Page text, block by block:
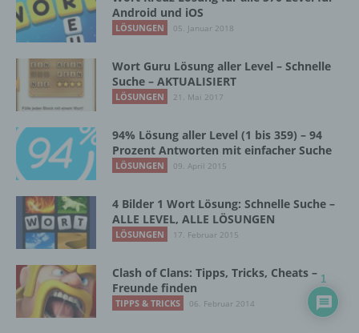
Android und iOS
LÖSUNGEN 05. Januar 2018
Wort Guru Lösung aller Level – Schnelle
Suche – AKTUALISIERT
LÖSUNGEN 21. Mai 2017
94% Lösung aller Level (1 bis 359) – 94
Prozent Antworten mit einfacher Suche
LÖSUNGEN 09. April 2015
4 Bilder 1 Wort Lösung: Schnelle Suche –
ALLE LEVEL, ALLE LÖSUNGEN
LÖSUNGEN 17. Februar 2015
Clash of Clans: Tipps, Tricks, Cheats –
Freunde finden
TIPPS & TRICKS 06. Februar 2014
1
Verantwortlicher ist die natürliche oder
juristische Person, Behörde, Einrichtung
oder andere Stelle, die allein oder
gemeinsam mit anderen über die Zwecke
und Mittel der Verarbeitung von
personenbezogenen Daten entscheidet.
Sind die Zwecke und Mittel dieser
Verarbeitung durch das Unionsrecht oder
das Recht der Mitgliedstaaten vorgegeben,
so kann der Verantwortliche
beziehungsweise können die bestimmten
Unionsrecht oder dem Recht der
Mitgliedstaaten vorgesehen werden.
h) Auftragsverarbeiter
Auftragsverarbeiter ist eine natürliche oder